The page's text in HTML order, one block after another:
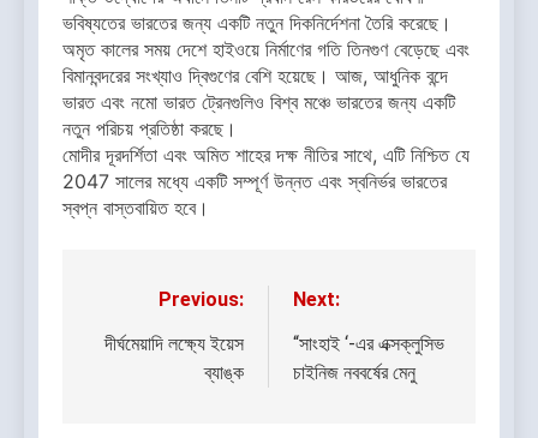
ভবিষ্যতের ভারতের জন্য একটি নতুন দিকনির্দেশনা তৈরি করেছে।
অমৃত কালের সময় দেশে হাইওয়ে নির্মাণের গতি তিনগুণ বেড়েছে এবং
বিমানবন্দরের সংখ্যাও দ্বিগুণের বেশি হয়েছে। আজ, আধুনিক বন্দে
ভারত এবং নমো ভারত ট্রেনগুলিও বিশ্ব মঞ্চে ভারতের জন্য একটি
নতুন পরিচয় প্রতিষ্ঠা করছে।
মোদীর দূরদর্শিতা এবং অমিত শাহের দক্ষ নীতির সাথে, এটি নিশ্চিত যে
2047 সালের মধ্যে একটি সম্পূর্ণ উন্নত এবং স্বনির্ভর ভারতের
স্বপ্ন বাস্তবায়িত হবে।
navigation
Previous:
দীর্ঘমেয়াদি লক্ষ্যে ইয়েস
ব্যাঙ্ক
Next:
“সাংহাই ‘-এর এক্সক্লুসিভ
চাইনিজ নববর্ষের মেনু